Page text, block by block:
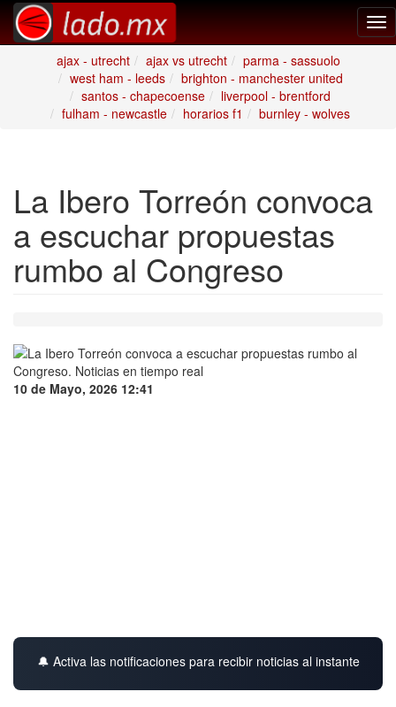
ajax - utrecht
ajax vs utrecht
parma - sassuolo
west ham - leeds
brighton - manchester united
santos - chapecoense
liverpool - brentford
fulham - newcastle
horarios f1 burnley - wolves
La Ibero Torreón convoca
a escuchar propuestas
rumbo al Congreso
10 de Mayo, 2026 12:41
🔔 Activa las notificaciones para recibir noticias al instante